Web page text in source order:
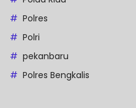
Polres
Polri
pekanbaru
Polres Bengkalis